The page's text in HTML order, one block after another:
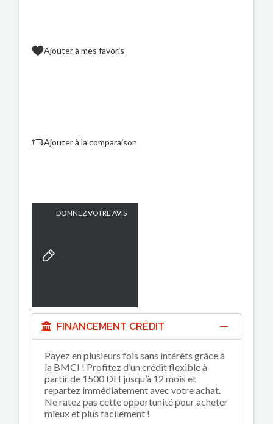
Ajouter à mes favoris
Ajouter à la comparaison
DONNEZ VOTRE AVIS
FINANCEMENT CRÉDIT
Payez en plusieurs fois sans intérêts grâce à
la BMCI ! Profitez d’un crédit flexible à
partir de 1500 DH jusqu’à 12 mois et
repartez immédiatement avec votre achat.
Ne ratez pas cette opportunité pour acheter
mieux et plus facilement !